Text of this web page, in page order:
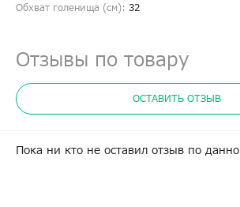
Обхват голенища (cм): 32
Отзывы по товару
ОСТАВИТЬ ОТЗЫВ
Пока ни кто не оставил отзыв по